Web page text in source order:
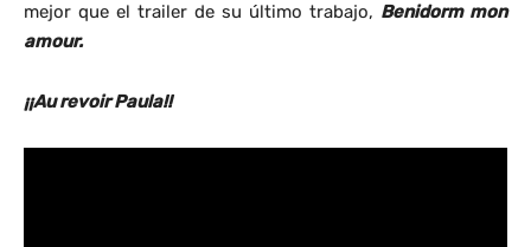
mejor que el trailer de su último trabajo, Benidorm mon
amour.
¡¡Au revoir Paula!!